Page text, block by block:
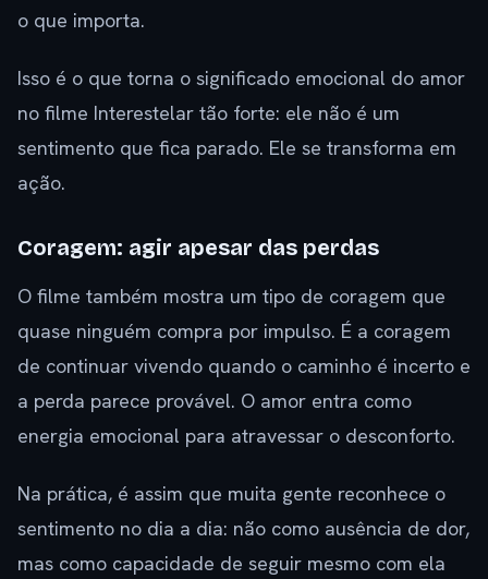
o que importa.
Isso é o que torna o significado emocional do amor
no filme Interestelar tão forte: ele não é um
sentimento que fica parado. Ele se transforma em
ação.
Coragem: agir apesar das perdas
O filme também mostra um tipo de coragem que
quase ninguém compra por impulso. É a coragem
de continuar vivendo quando o caminho é incerto e
a perda parece provável. O amor entra como
energia emocional para atravessar o desconforto.
Na prática, é assim que muita gente reconhece o
sentimento no dia a dia: não como ausência de dor,
mas como capacidade de seguir mesmo com ela